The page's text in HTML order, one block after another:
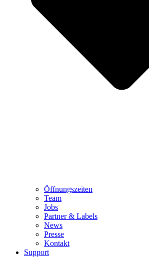
Öffnungszeiten
Team
Jobs
Partner & Labels
News
Presse
Kontakt
Support